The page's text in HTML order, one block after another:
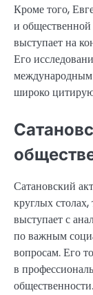
Кроме того,
и
выступает на
Его
широко
Сатановский
круглых
выступает с
по важным
вопросам. Его
в
общественности.